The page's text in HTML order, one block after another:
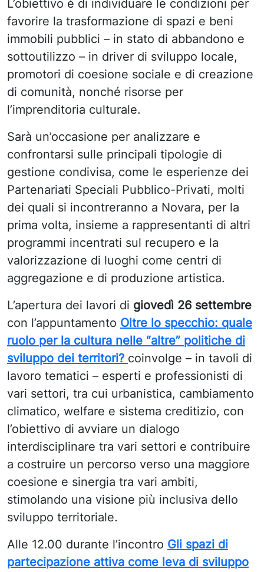
L’obiettivo è di individuare le condizioni per
favorire la trasformazione di spazi e beni
immobili pubblici – in stato di abbandono e
sottoutilizzo – in driver di sviluppo locale,
promotori di coesione sociale e di creazione
di comunità, nonché risorse per
l’imprenditoria culturale.
Sarà un’occasione per analizzare e
confrontarsi sulle principali tipologie di
gestione condivisa, come le esperienze dei
Partenariati Speciali Pubblico-Privati, molti
dei quali si incontreranno a Novara, per la
prima volta, insieme a rappresentanti di altri
programmi incentrati sul recupero e la
valorizzazione di luoghi come centri di
aggregazione e di produzione artistica.
L’apertura dei lavori di giovedì 26 settembre
con l’appuntamento Oltre lo specchio: quale
ruolo per la cultura nelle “altre” politiche di
sviluppo dei territori? coinvolge – in tavoli di
lavoro tematici – esperti e professionisti di
vari settori, tra cui urbanistica, cambiamento
climatico, welfare e sistema creditizio, con
l’obiettivo di avviare un dialogo
interdisciplinare tra vari settori e contribuire
a costruire un percorso verso una maggiore
coesione e sinergia tra vari ambiti,
stimolando una visione più inclusiva dello
sviluppo territoriale.
Alle 12.00 durante l’incontro Gli spazi di
partecipazione attiva come leva di sviluppo